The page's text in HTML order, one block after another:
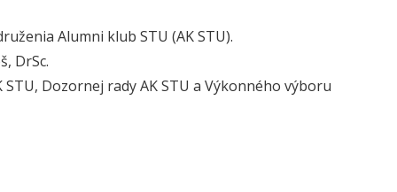
Alumni klub STU (AK STU).
DrSc.
Dozornej rady AK STU a Výkonného výboru